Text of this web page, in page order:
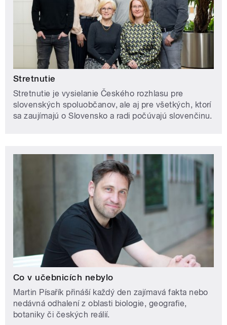
Stretnutie
Stretnutie je vysielanie Českého rozhlasu pre
slovenských spoluobčanov, ale aj pre všetkých, ktorí
sa zaujímajú o Slovensko a radi počúvajú slovenčinu.
Co v učebnicích nebylo
Martin Písařík přináší každý den zajímavá fakta nebo
nedávná odhalení z oblasti biologie, geografie,
botaniky či českých reálií.